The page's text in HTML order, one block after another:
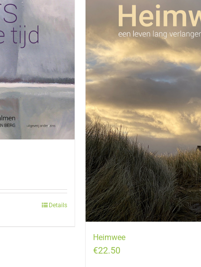
Details
Heimwee
€22.50